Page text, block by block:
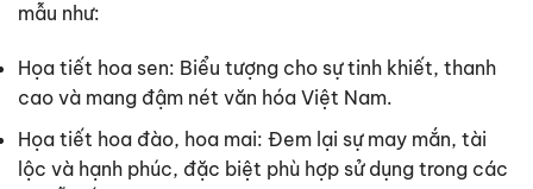
mẫu như:
Họa tiết hoa sen: Biểu tượng cho sự tinh khiết, thanh
cao và mang đậm nét văn hóa Việt Nam.
Họa tiết hoa đào, hoa mai: Đem lại sự may mắn, tài
lộc và hạnh phúc, đặc biệt phù hợp sử dụng trong các